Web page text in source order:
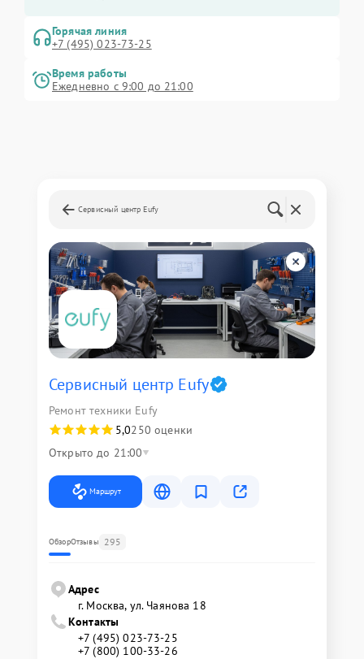
Горячая линия
+7 (495) 023-73-25
Время работы
Ежедневно с 9:00 до 21:00
Сервисный центр Eufy
Сервисный центр Eufy
Ремонт техники Eufy
5,0250 оценки
Открыто до 21:00
Маршрут
ОбзорОтзывы 295
Адрес
г. Москва, ул. Чаянова 18
Контакты
+7 (495) 023-73-25
+7 (800) 100-33-26